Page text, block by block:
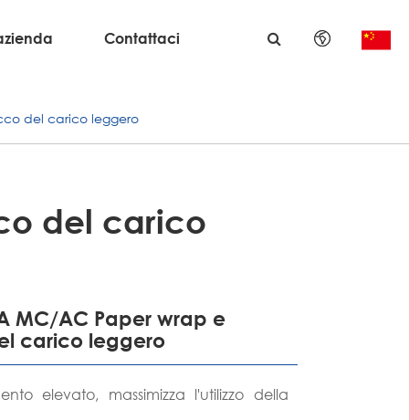
Contattaci
русский
del carico leggero
del carico
MC/AC Paper wrap e
carico leggero
elevato, massimizza l'utilizzo della